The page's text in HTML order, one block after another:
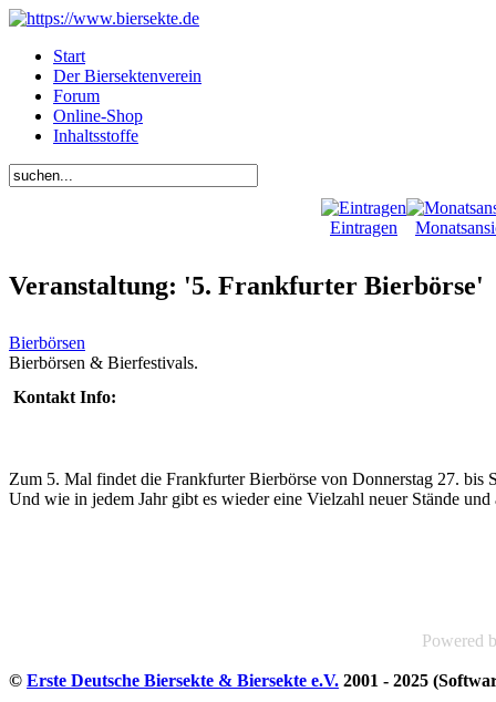
Start
Der Biersektenverein
Forum
Online-Shop
Inhaltsstoffe
Eintragen
Veranstaltung: '5. Frankfurter Bierbörse'
Bierbörsen
Bierbörsen & Bierfestivals.
Kontakt Info:
Zum 5. Mal findet die Frankfurter Bierbörse von Donnerstag 27. bis
Und wie in jedem Jahr gibt es wieder eine Vielzahl neuer Stände
Powered
© Erste Deutsche Biersekte & Biersekte e.V. 2001 - 2025